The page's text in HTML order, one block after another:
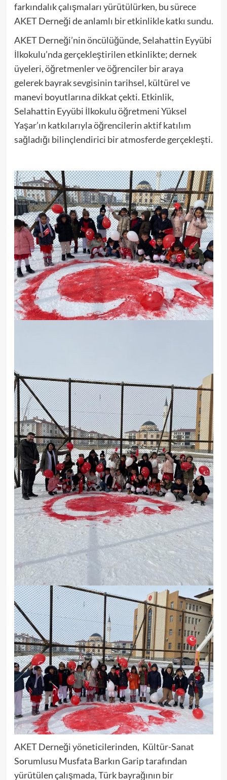
farkındalık çalışmaları yürütülürken, bu sürece
AKET Derneği de anlamlı bir etkinlikle katkı sundu.
AKET Derneği’nin öncülüğünde, Selahattin Eyyübi
İlkokulu’nda gerçekleştirilen etkinlikte; dernek
üyeleri, öğretmenler ve öğrenciler bir araya
gelerek bayrak sevgisinin tarihsel, kültürel ve
manevi boyutlarına dikkat çekti. Etkinlik,
Selahattin Eyyübi İlkokulu öğretmeni Yüksel
Yaşar’ın katkılarıyla öğrencilerin aktif katılım
sağladığı bilinçlendirici bir atmosferde gerçekleşti.
AKET Derneği yöneticilerinden, Kültür-Sanat
Sorumlusu Musfata Barkın Garip tarafından
yürütülen çalışmada, Türk bayrağının bir